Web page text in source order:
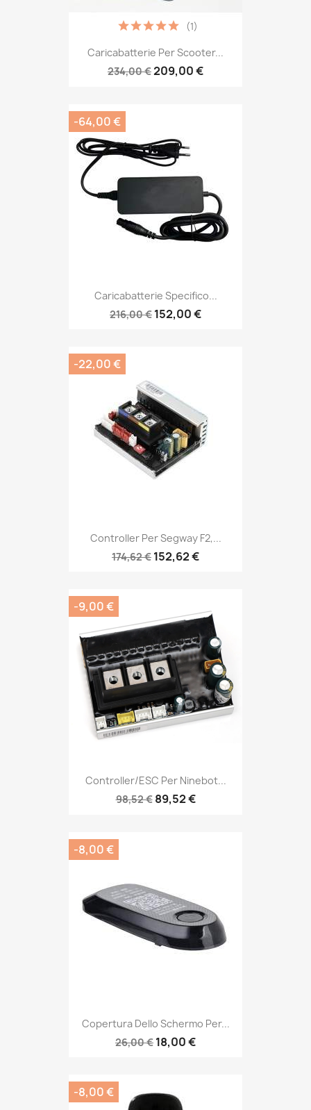
Caricabatterie Per Scooter...
234,00 €209,00 €
(1)
Caricabatterie Specifico...
216,00 € 152,00 €
-64,00 €
Controller Per Segway F2,...
174,62 € 152,62 €
-22,00 €
Controller/ESC Per Ninebot...
98,52 € 89,52 €
-9,00 €
Copertura Dello Schermo Per...
26,00 € 18,00 €
-8,00 €
-8,00 €